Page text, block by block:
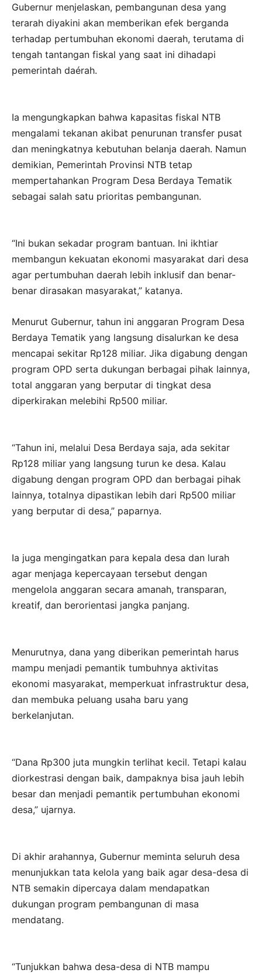
Gubernur menjelaskan, pembangunan desa yang
terarah diyakini akan memberikan efek berganda
terhadap pertumbuhan ekonomi daerah, terutama di
tengah tantangan fiskal yang saat ini dihadapi
pemerintah daérah.
Ia mengungkapkan bahwa kapasitas fiskal NTB
mengalami tekanan akibat penurunan transfer pusat
dan meningkatnya kebutuhan belanja daerah. Namun
demikian, Pemerintah Provinsi NTB tetap
mempertahankan Program Desa Berdaya Tematik
sebagai salah satu prioritas pembangunan.
“Ini bukan sekadar program bantuan. Ini ikhtiar
membangun kekuatan ekonomi masyarakat dari desa
agar pertumbuhan daerah lebih inklusif dan benar-
benar dirasakan masyarakat,” katanya.
Menurut Gubernur, tahun ini anggaran Program Desa
Berdaya Tematik yang langsung disalurkan ke desa
mencapai sekitar Rp128 miliar. Jika digabung dengan
program OPD serta dukungan berbagai pihak lainnya,
total anggaran yang berputar di tingkat desa
diperkirakan melebihi Rp500 miliar.
“Tahun ini, melalui Desa Berdaya saja, ada sekitar
Rp128 miliar yang langsung turun ke desa. Kalau
digabung dengan program OPD dan berbagai pihak
lainnya, totalnya dipastikan lebih dari Rp500 miliar
yang berputar di desa,” paparnya.
Ia juga mengingatkan para kepala desa dan lurah
agar menjaga kepercayaan tersebut dengan
mengelola anggaran secara amanah, transparan,
kreatif, dan berorientasi jangka panjang.
Menurutnya, dana yang diberikan pemerintah harus
mampu menjadi pemantik tumbuhnya aktivitas
ekonomi masyarakat, memperkuat infrastruktur desa,
dan membuka peluang usaha baru yang
berkelanjutan.
“Dana Rp300 juta mungkin terlihat kecil. Tetapi kalau
diorkestrasi dengan baik, dampaknya bisa jauh lebih
besar dan menjadi pemantik pertumbuhan ekonomi
desa,” ujarnya.
Di akhir arahannya, Gubernur meminta seluruh desa
menunjukkan tata kelola yang baik agar desa-desa di
NTB semakin dipercaya dalam mendapatkan
dukungan program pembangunan di masa
mendatang.
“Tunjukkan bahwa desa-desa di NTB mampu